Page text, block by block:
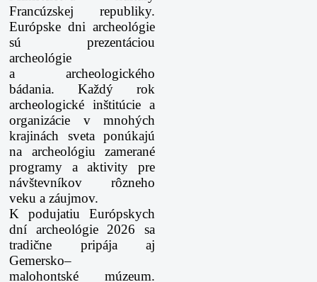
Francúzskej republiky.
Európske dni archeológie
sú prezentáciou
archeológie
a archeologického
bádania. Každý rok
archeologické inštitúcie a
organizácie v mnohých
krajinách sveta ponúkajú
na archeológiu zamerané
programy aaktivity pre
návštevníkov rôzneho
veku a záujmov.
K podujatiu Európskych
dní archeológie 2026 sa
tradične pripája aj
Gemersko–
malohontské múzeum.